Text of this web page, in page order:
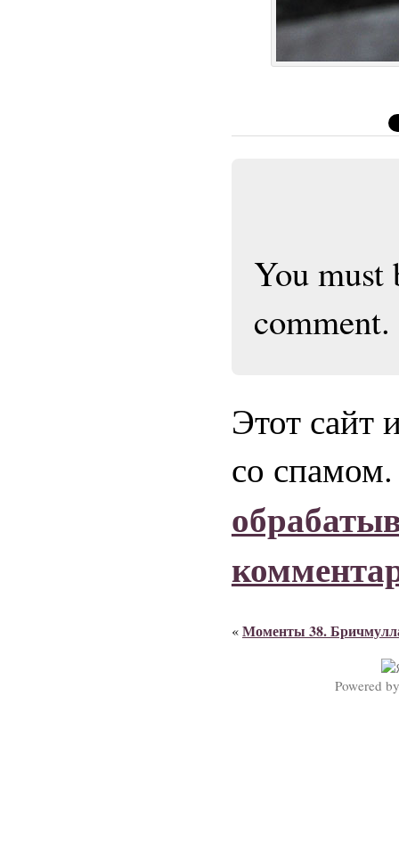
You must
comment.
Этот сайт
со
«Моменты 38.
Powered